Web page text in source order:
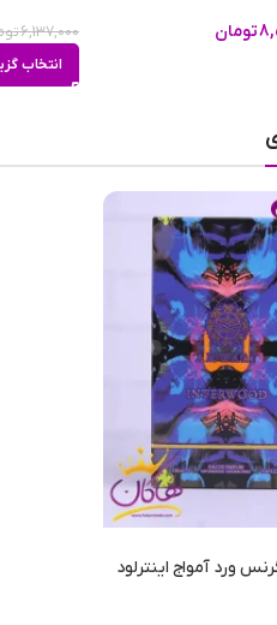
آمواج اینترلود فور من
مواردی حتی بیش از همتای اورجینال
، به نسبت کیفیت آن بسیار
عطر را استشمام می‌کنید بعد از
443 آمواج اینترلود 25 میل
آن را گزینه‌ی خوبی برای هدیه
کمی داشته باشد به همین دلیل
تومان 6,137,000
انتخاب
ورد آمواج اینترلود